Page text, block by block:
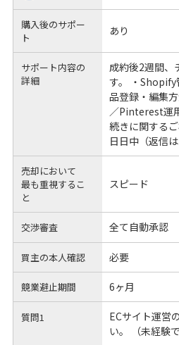
購入後のサポー
ト
あり
サポート内容の
詳細
成約後2週間、
す。 ・Shopify
品登録・編集
／Pinterest運
続きに関する
日日中（返信は
売却において
最も重視するこ
と
スピード
交渉審査 全て自動承認
買主の本人確認 必要
競業避止期間 6ヶ月
質問1
ECサイト運営
い。 （未経験